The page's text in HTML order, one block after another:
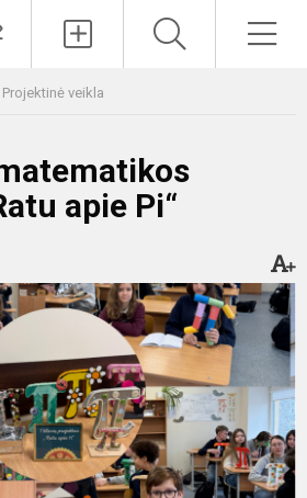
Projektinė veikla
apie Pi“